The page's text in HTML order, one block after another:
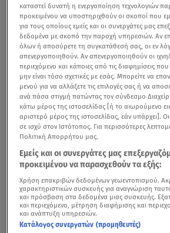
καταστεί δυνατή η ενεργοποίηση τεχνολογιών
προκειμένου να υποστηριχθούν οι σκοποί που
για τους οποίους εμείς και οι συνεργάτες μας
δεδομένα με σκοπό την παροχή υπηρεσιών. Αν
όλων ή αποσύρετε τη συγκατάθεσή σας, οι εν
απενεργοποιηθούν. Αν απενεργοποιηθούν οι
περιεχόμενο και κάποιες από τις διαφημίσεις που
μην είναι τόσο σχετικές με εσάς. Μπορείτε να
μενού για να αλλάξετε τις επιλογές σας ή να
ανά πάσα στιγμή πατώντας τον σύνδεσμο
κάτω μέρος της ιστοσελίδας [ή το αιωρούμενο
αριστερό μέρος της ιστοσελίδας, εάν υπάρχει].
σε ισχύ στον Ιστότοπος. Για περισσότερες
Πολιτική Απορρήτου μας.
Εμείς και οι συνεργάτες μας
προκειμένου να παρασχεθούν τα εξής:
Χρήση επακριβών δεδομένων γεωεντοπισμού.
χαρακτηριστικών συσκευής για αναγνώριση
και πρόσβαση στα δεδομένα μιας συσκευής.
και περιεχόμενο, μέτρηση διαφήμισης και
και ανάπτυξη υπηρεσιών.
Κατάλογος συνεργατών (προμηθευτές)